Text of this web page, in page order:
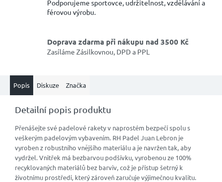
Podporujeme sportovce, udržitelnost, vzdělávání a
férovou výrobu.
Doprava zdarma při nákupu nad 3500 Kč
Zasíláme Zásilkovnou, DPD a PPL
Popis Diskuze Značka
Detailní popis produktu
Přenášejte své padelové rakety v naprostém bezpečí spolu s
veškerým padelovým vybavením. RH Padel Juan Lebron je
vyroben z robustního vnějšího materiálu a je navržen tak, aby
vydržel. Vnitřek má bezbarvou podšívku, vyrobenou ze 100%
recyklovaných materiálů bez barviv, což je přístup šetrný k
životnímu prostředí, který zároveň zaručuje výjimečnou kvalitu.